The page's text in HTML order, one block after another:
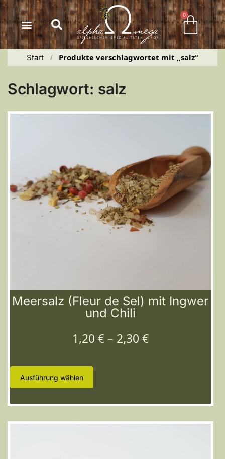
springen
0
Start / Produkte verschlagwortet mit „salz“
Schlagwort: salz
Meersalz (Fleur de Sel) mit Ingwer
und Chili
1,20 €– 2,30 €
Ausführung wählen